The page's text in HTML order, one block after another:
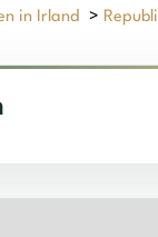
in Irland >